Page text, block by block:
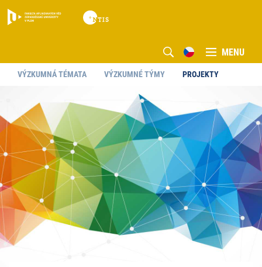
MENU
VÝZKUMNÁ TÉMATA VÝZKUMNÉ TÝMY PROJEKTY